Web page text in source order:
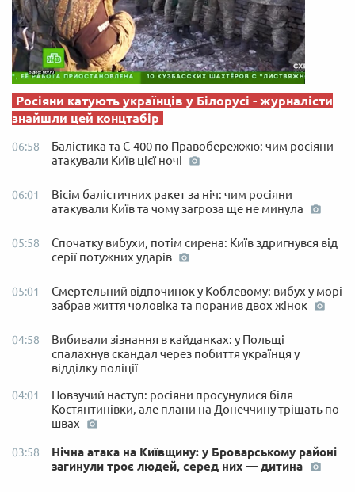
Росіяни катують українців у Білорусі - журналісти
знайшли цей концтабір
06:58
Балістика та С-400 по Правобережжю: чим росіяни
атакували Київ цієї ночі
06:01
Вісім балістичних ракет за ніч: чим росіяни
атакували Київ та чому загроза ще не минула
05:58
Спочатку вибухи, потім сирена: Київ здригнувся від
серії потужних ударів
05:01
Смертельний відпочинок у Коблевому: вибух у морі
забрав життя чоловіка та поранив двох жінок
04:58
Вибивали зізнання в кайданках: у Польщі
спалахнув скандал через побиття українця у
відділку поліції
04:01
Повзучий наступ: росіяни просунулися біля
Костянтинівки, але плани на Донеччину тріщать по
швах
03:58
Нічна атака на Київщину: у Броварському районі
загинули троє людей, серед них — дитина